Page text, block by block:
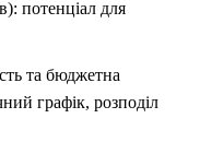
потенціал для
та бюджетна
графік, розподіл